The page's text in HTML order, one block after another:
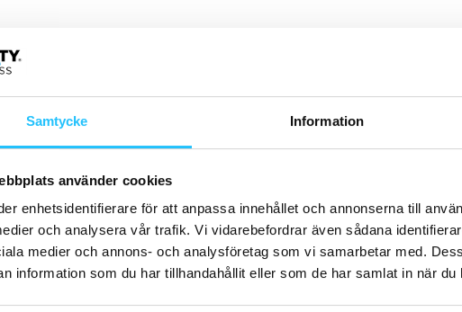
Samtycke Information
använder cookies
enhetsidentifierare för att anpassa innehållet och annonserna till
och analysera vår trafik. Vi vidarebefordrar även sådana
medier och annons- och analysföretag som vi samarbetar med.
information som du har tillhandahållit eller som de har samlat in när